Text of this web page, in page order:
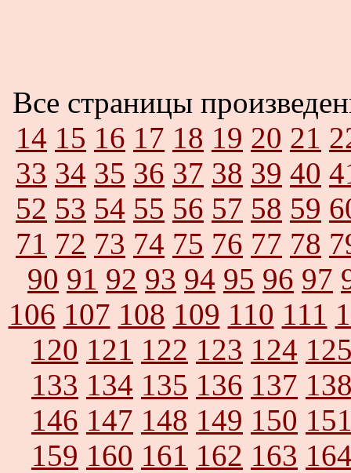
Все страницы
14 15 16 17 18 19 20 21
33 34 35 36 37 38 39 40
52 53 54 55 56 57 58 59
71 72 73 74 75 76 77 78
90 91 92 93 94 95 96 97
106 107 108 109 110 111
120 121 122 123 124
133 134 135 136 137
146 147 148 149 150
159 160 161 162 163